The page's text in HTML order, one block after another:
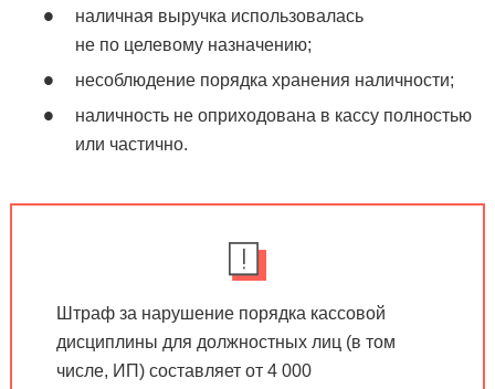
наличная выручка использовалась
не по целевому назначению;
несоблюдение порядка хранения наличности;
наличность не оприходована в кассу полностью
или частично.
Штраф за нарушение порядка кассовой
дисциплины для должностных лиц (в том
числе, ИП) составляет от 4 000